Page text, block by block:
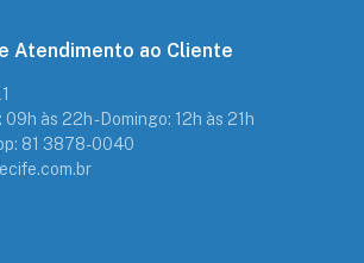
Atendimento ao Cliente
às 22h - Domingo: 12h às 21h
81 3878-0040